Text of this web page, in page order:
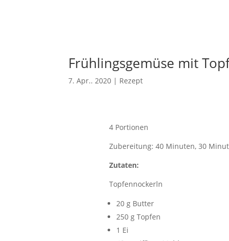
Frühlingsgemüse mit
7. Apr.. 2020 | Rezept
4 Portionen
Zubereitung: 40 Minuten, 30
Zutaten:
Topfennockerln
20 g Butter
250 g Topfen
1 Ei